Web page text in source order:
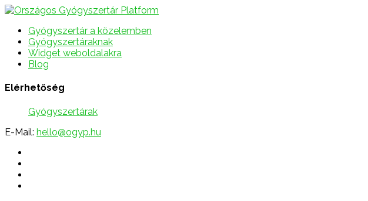
Gyógyszertár a közelemben
Gyógyszertáraknak
Widget weboldalakra
Blog
Elérhetőség
Gyógyszertárak
E-Mail: hello@ogyp.hu